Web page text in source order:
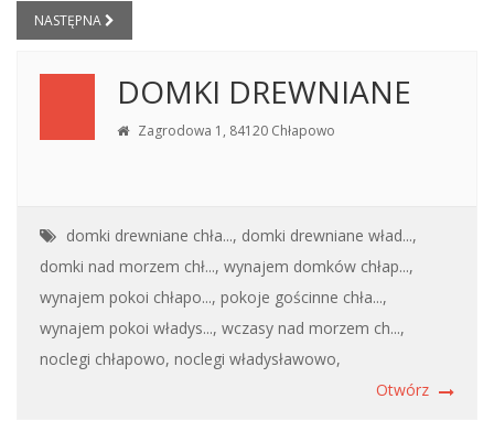
NASTĘPNA
DOMKI DREWNIANE
Zagrodowa 1, 84120 Chłapowo
domki drewniane chła..., domki drewniane wład...,
domki nad morzem chł..., wynajem domków chłap...,
wynajem pokoi chłapo..., pokoje gościnne chła...,
wynajem pokoi władys..., wczasy nad morzem ch...,
noclegi chłapowo, noclegi władysławowo,
Otwórz